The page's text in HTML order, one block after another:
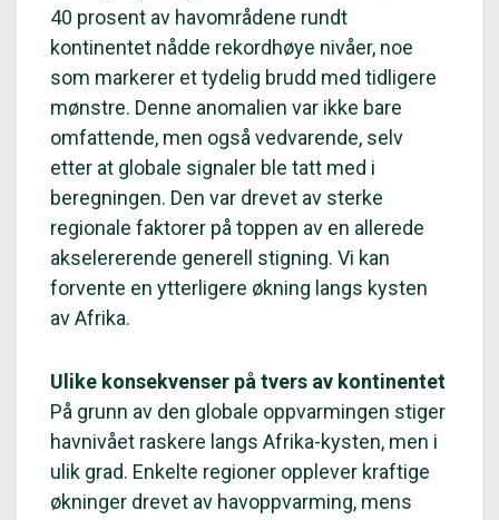
40 prosent av havområdene rundt
kontinentet nådde rekordhøye nivåer, noe
som markerer et tydelig brudd med tidligere
mønstre. Denne anomalien var ikke bare
omfattende, men også vedvarende, selv
etter at globale signaler ble tatt med i
beregningen. Den var drevet av sterke
regionale faktorer på toppen av en allerede
akselererende generell stigning. Vi kan
forvente en ytterligere økning langs kysten
av Afrika.
Ulike konsekvenser på tvers av kontinentet
På grunn av den globale oppvarmingen stiger
havnivået raskere langs Afrika-kysten, men i
ulik grad. Enkelte regioner opplever kraftige
økninger drevet av havoppvarming, mens